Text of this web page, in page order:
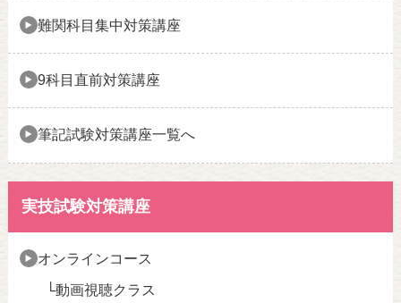
難関科目集中対策講座
9科目直前対策講座
筆記試験対策講座一覧へ
実技試験対策講座
オンラインコース
動画視聴クラス